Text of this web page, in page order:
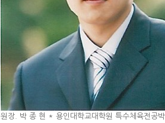
원장. 박 종 현
* 용인대학교대학원 특수체육전공